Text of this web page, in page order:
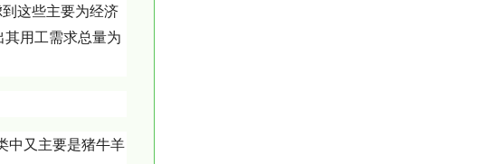
这些主要为经济
其用工需求总量为
中又主要是猪牛羊